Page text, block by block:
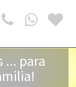
... para